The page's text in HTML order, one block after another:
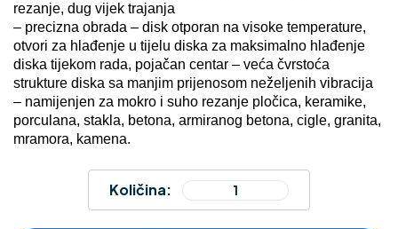
rezanje, dug vijek trajanja
– precizna obrada – disk otporan na visoke temperature,
otvori za hlađenje u tijelu diska za maksimalno hlađenje
diska tijekom rada, pojačan centar – veća čvrstoća
strukture diska sa manjim prijenosom neželjenih vibracija
– namijenjen za mokro i suho rezanje pločica, keramike,
porculana, stakla, betona, armiranog betona, cigle, granita,
mramora, kamena.
Količina: